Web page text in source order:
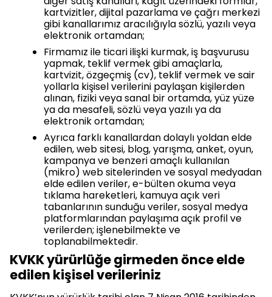
kartvizitler, dijital pazarlama ve çağrı merkezi
gibi kanallarımız aracılığıyla sözlü, yazılı veya
elektronik ortamdan;
Firmamız ile ticari ilişki kurmak, iş başvurusu
yapmak, teklif vermek gibi amaçlarla,
kartvizit, özgeçmiş (cv), teklif vermek ve sair
yollarla kişisel verilerini paylaşan kişilerden
alınan, fiziki veya sanal bir ortamda, yüz yüze
ya da mesafeli, sözlü veya yazılı ya da
elektronik ortamdan;
Ayrıca farklı kanallardan dolaylı yoldan elde
edilen, web sitesi, blog, yarışma, anket, oyun,
kampanya ve benzeri amaçlı kullanılan
(mikro) web sitelerinden ve sosyal medyadan
elde edilen veriler, e-bülten okuma veya
tıklama hareketleri, kamuya açık veri
tabanlarının sunduğu veriler, sosyal medya
platformlarından paylaşıma açık profil ve
verilerden; işlenebilmekte ve
toplanabilmektedir.
KVKK yürürlüğe girmeden önce elde
edilen kişisel verileriniz